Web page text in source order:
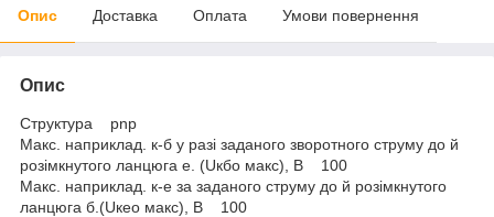
Опис Доставка Оплата Умови повернення
Опис
Структура pnp
Макс. наприклад. к-б у разі заданого зворотного струму до й
розімкнутого ланцюга е. (Uкбо макс), В 100
Макс. наприклад. к-е за заданого струму до й розімкнутого
ланцюга б.(Uкео макс), В 100